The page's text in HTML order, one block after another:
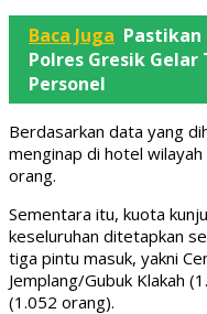
Baca Juga Pastikan
Polres Gresik Gelar
Personel
Berdasarkan data yang
menginap di hotel
orang.
Sementara itu, kuota
keseluruhan ditetapkan
tiga pintu masuk, yakni
Jemplang/Gubuk Klakah
(1.052 orang).